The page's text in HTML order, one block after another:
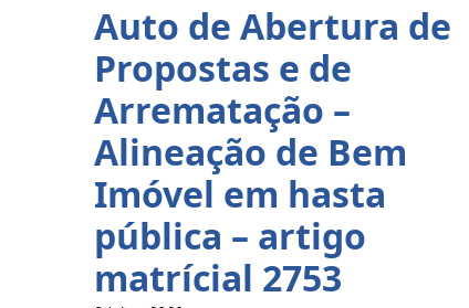
Auto de Abertura de
Propostas e de
Arrematação –
Alineação de Bem
Imóvel em hasta
pública – artigo
matrícial 2753